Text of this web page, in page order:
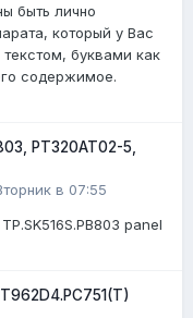
быть лично
который у Вас
буквами как
содержимое.
PT320AT02-5,
в 07:55
panel